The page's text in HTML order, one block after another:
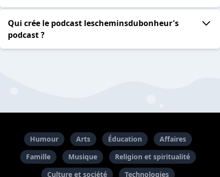
Qui crée le podcast lescheminsdubonheur's
podcast ?
Humour Arts Éducation
Affaires
Famille
Musique
Religion et spiritualité
Culture et société
Technologies